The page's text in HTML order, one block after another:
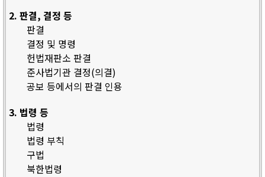
2. 판결, 결정 등
판결
결정 및 명령
헌법재판소 판결
준사법기관 결정(의결)
공보 등에서의 판결 인용
3. 법령 등
법령
법령 부칙
구법
북한법령